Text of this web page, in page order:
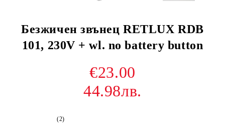
Безжичен звънец RETLUX RDB
101, 230V + wl. no battery button
€23.00
44.98лв.
(2)